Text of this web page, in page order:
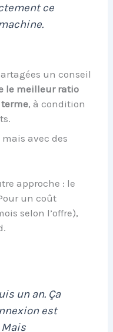
ce
un conseil
le meilleur ratio
, à condition
avec des
approche : le
un coût
selon l’offre),
un an. Ça
est